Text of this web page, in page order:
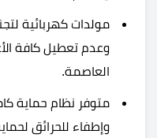
مولدات كهربائية
وعدم تعطيل كافة
العاصمة.
متوفر نظام حماية
وإطفاء للحرائق